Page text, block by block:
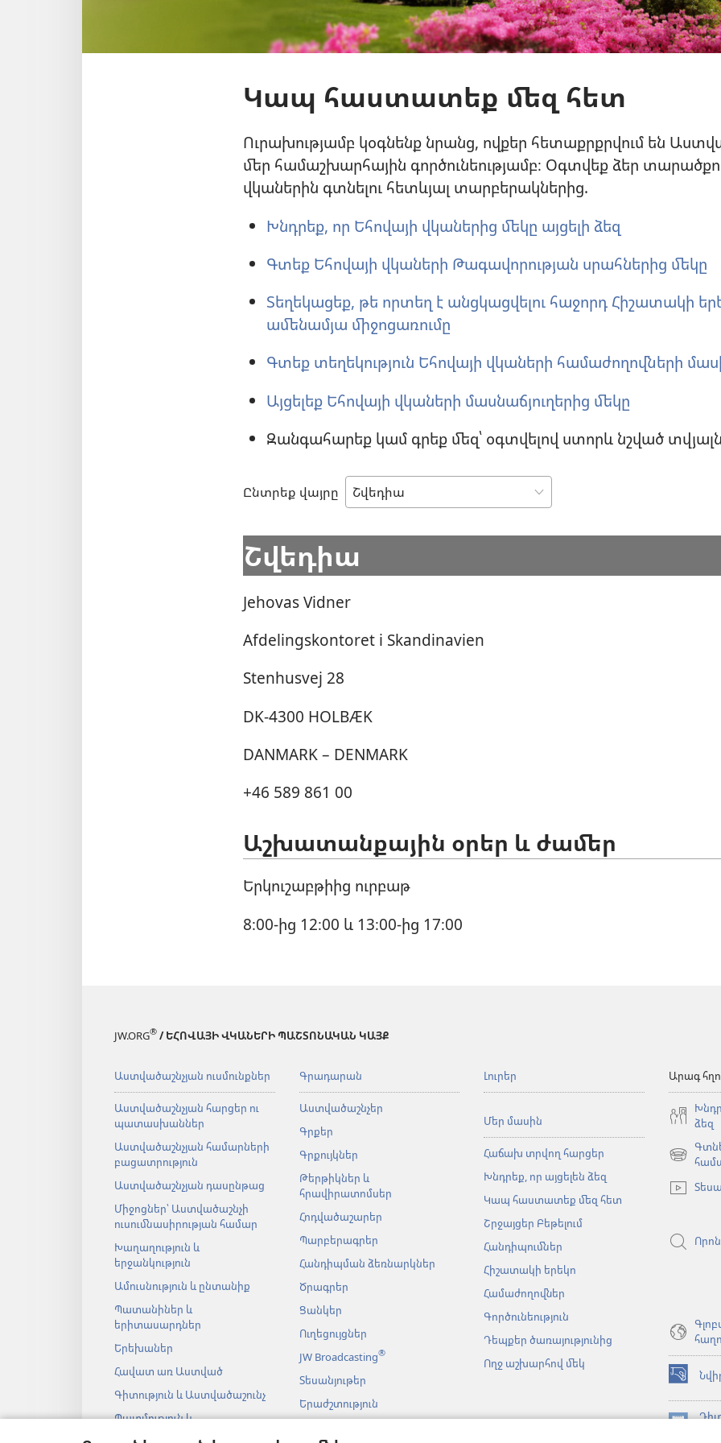
Կապ հաստատեք մեզ հետ
Ուրախությամբ կօգնենք նրանց, ովքեր հետաքրքրվում են
մեր համաշխարհային գործունեությամբ։ Օգտվեք ձեր
վկաներին գտնելու հետևյալ տարբերակներից.
Խնդրեք, որ Եհովայի վկաներից մեկը այցելի ձեզ
Գտեք Եհովայի վկաների Թագավորության սրահներից մեկը
Տեղեկացեք, թե որտեղ է անցկացվելու հաջորդ Հիշատակի
ամենամյա միջոցառումը
Գտեք տեղեկություն Եհովայի վկաների համաժողովների
Այցելեք Եհովայի վկաների մասնաճյուղերից մեկը
Զանգահարեք կամ գրեք մեզ՝ օգտվելով ստորև նշված
Ընտրեք վայրը
Շվեդիա
Jehovas Vidner
Afdelingskontoret i Skandinavien
Stenhusvej 28
DK-4300 HOLBÆK
DANMARK – DENMARK
+46 589 861 00
Աշխատանքային օրեր և ժամեր
Երկուշաբթիից ուրբաթ
8։00-ից 12։00 և 13։00-ից 17։00
JW.ORG® / ԵՀՈՎԱՅԻ ՎԿԱՆԵՐԻ ՊԱՇՏՈՆԱԿԱՆ ԿԱՅՔ
Աստվածաշնչյան ուսմունքներ
Աստվածաշնչյան հարցեր ու
պատասխաններ
Աստվածաշնչյան համարների
բացատրություն
Աստվածաշնչյան դասընթաց
Միջոցներ՝ Աստվածաշնչի
ուսումնասիրության համար
Խաղաղություն և
երջանկություն
Ամուսնություն և ընտանիք
Պատանիներ և
երիտասարդներ
Երեխաներ
Հավատ առ Աստված
Գիտություն և Աստվածաշունչ
Պատմություն և
Գրադարան
Աստվածաշնչեր
Գրքեր
Գրքույկներ
Թերթիկներ և
հրավիրատոմսեր
Հոդվածաշարեր
Պարբերագրեր
Հանդիպման ձեռնարկներ
Ծրագրեր
Ցանկեր
Ուղեցույցներ
JW Broadcasting®
Տեսանյութեր
Երաժշտություն
Լուրեր
Մեր մասին
Հաճախ տրվող հարցեր
Խնդրեք, որ այցելեն ձեզ
Կապ հաստատեք մեզ հետ
Շրջայցեր Բեթելում
Հանդիպումներ
Հիշատակի երեկո
Համաժողովներ
Գործունեություն
Դեպքեր ծառայությունից
Ողջ աշխարհով մեկ
Արագ
ձեզ
(բացվում
նոր
(բացվում
է
նոր